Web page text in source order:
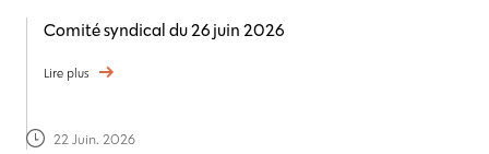
Comité syndical du 26 juin 2026
Lire plus
22 Juin. 2026